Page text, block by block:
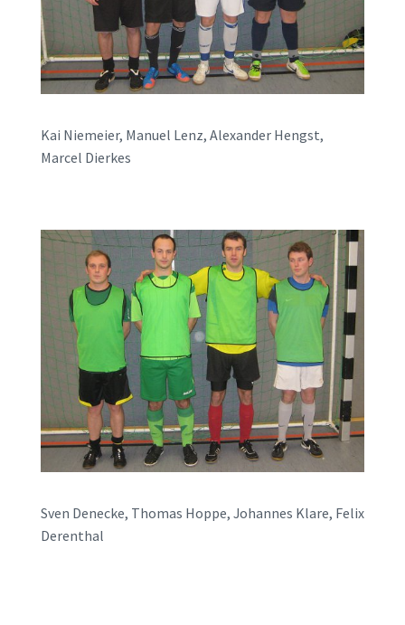
Kai Niemeier, Manuel Lenz, Alexander Hengst,
Marcel Dierkes
Sven Denecke, Thomas Hoppe, Johannes Klare, Felix
Derenthal